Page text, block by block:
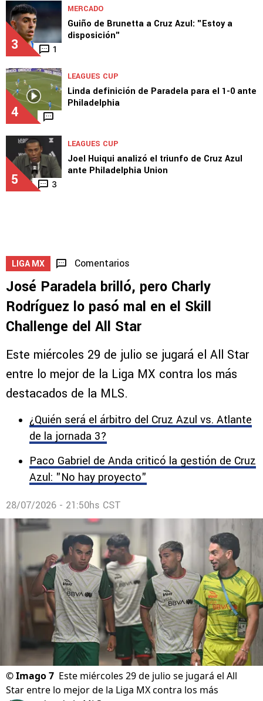
3 1
MERCADO
Guiño de Brunetta a Cruz Azul: "Estoy a
disposición"
4
LEAGUES CUP
Linda definición de Paradela para el 1-0 ante
Philadelphia
5 3
LEAGUES CUP
Joel Huiqui analizó el triunfo de Cruz Azul
ante Philadelphia Union
LIGA MX Comentarios
José Paradela brilló, pero Charly
Rodríguez lo pasó mal en el Skill
Challenge del All Star
Este miércoles 29 de julio se jugará el All Star
entre lo mejor de la Liga MX contra los más
destacados de la MLS.
¿Quién será el árbitro del Cruz Azul vs. Atlante
de la jornada 3?
Paco Gabriel de Anda criticó la gestión de Cruz
Azul: "No hay proyecto"
28/07/2026 - 21:50hs CST
©Imago 7 Este miércoles 29 de julio se jugará el All
Star entre lo mejor de la Liga MX contra los más